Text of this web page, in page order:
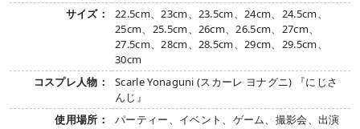
サイズ：
22.5cm、23cm、23.5cm、24cm、24.5cm、
25cm、25.5cm、26cm、26.5cm、27cm、
27.5cm、28cm、28.5cm、29cm、29.5cm、
30cm
コスプレ人物：
Scarle Yonaguni (スカーレ ヨナグニ) 『にじさ
んじ』
使用場所：
パーティー、イベント、ゲーム、撮影会、出演